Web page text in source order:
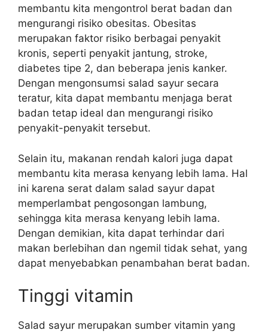
membantu kita mengontrol berat badan dan
mengurangi risiko obesitas. Obesitas
merupakan faktor risiko berbagai penyakit
kronis, seperti penyakit jantung, stroke,
diabetes tipe 2, dan beberapa jenis kanker.
Dengan mengonsumsi salad sayur secara
teratur, kita dapat membantu menjaga berat
badan tetap ideal dan mengurangi risiko
penyakit-penyakit tersebut.
Selain itu, makanan rendah kalori juga dapat
membantu kita merasa kenyang lebih lama. Hal
ini karena serat dalam salad sayur dapat
memperlambat pengosongan lambung,
sehingga kita merasa kenyang lebih lama.
Dengan demikian, kita dapat terhindar dari
makan berlebihan dan ngemil tidak sehat, yang
dapat menyebabkan penambahan berat badan.
Tinggi vitamin
Salad sayur merupakan sumber vitamin yang